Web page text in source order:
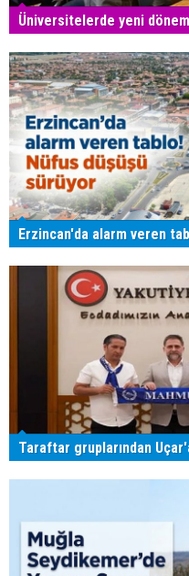
Üniversitelerde yeni dönem
Erzincan'da alarm veren
Taraftar gruplarından